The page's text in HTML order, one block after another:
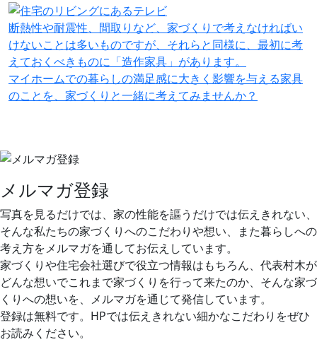
断熱性や耐震性、間取りなど、家づくりで考えなければい
けないことは多いものですが、それらと同様に、最初に考
えておくべきものに「造作家具」があります。
マイホームでの暮らしの満足感に大きく影響を与える家具
のことを、家づくりと一緒に考えてみませんか？
メルマガ登録
写真を見るだけでは、家の性能を謳うだけでは伝えきれない、
そんな私たちの家づくりへのこだわりや想い、また暮らしへの
考え方をメルマガを通してお伝えしています。
家づくりや住宅会社選びで役立つ情報はもちろん、代表村木が
どんな想いでこれまで家づくりを行って来たのか、そんな家づ
くりへの想いを、メルマガを通じて発信しています。
登録は無料です。HPでは伝えきれない細かなこだわりをぜひ
お読みください。